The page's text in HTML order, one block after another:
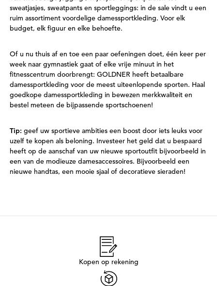
sweatjasjes, sweatpants en sportleggings: in de sale vindt u een
ruim assortiment voordelige damessportkleding. Voor elk
budget, elk figuur en elke behoefte.
Of u nu thuis af en toe een paar oefeningen doet, één keer per
week naar gymnastiek gaat of elke vrije minuut in het
fitnesscentrum doorbrengt: GOLDNER heeft betaalbare
damessportkleding voor de meest uiteenlopende sporten. Haal
goedkope damessportkleding in bewezen merkkwaliteit en
bestel meteen de bijpassende sportschoenen!
Tip: geef uw sportieve ambities een boost door iets leuks voor
uzelf te kopen als beloning. Investeer het geld dat u bespaard
heeft op de aanschaf van uw nieuwe sportoutfit bijvoorbeeld in
een van de modieuze damesaccessoires. Bijvoorbeeld een
nieuwe handtas, een mooie sjaal of decoratieve sieraden!
Kopen op rekening